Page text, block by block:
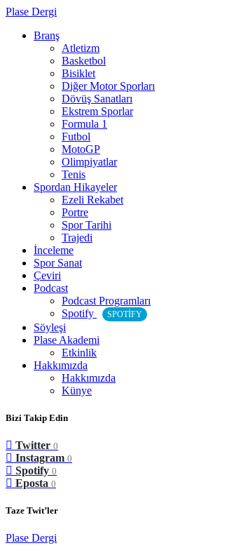
Plase Dergi
Branş
Atletizm
Basketbol
Bisiklet
Diğer Motor Sporları
Dövüş Sanatları
Ekstrem Sporlar
Formula 1
Futbol
MotoGP
Olimpiyatlar
Tenis
Spordan Hikayeler
Ezeli Rekabet
Portre
Spor Tarihi
Trajedi
İnceleme
Spor Sanat
Çeviri
Podcast
Podcast Programları
Spotify
SPOTIFY
Söyleşi
Plase Akademi
Etkinlik
Hakkımızda
Hakkımızda
Künye
Bizi Takip Edin
Twitter 0
Instagram 0
Spotify 0
Eposta 0
Taze Twit’ler
Plase Dergi